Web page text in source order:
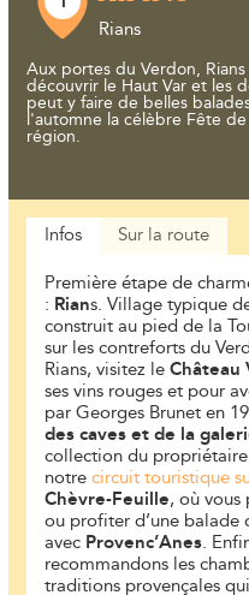
Rians
Aux portes du Verdon,
découvrir le Haut Var et les
peut y faire de belles
l'automne la célèbre Fête
région.
Infos
Sur la route
Première étape de
: Rians. Village typique
construit au pied de la
sur les contreforts du
Rians, visitez leChâteau
ses vins rouges et pour
par Georges Brunet en
des caves et de la
collection du
notrecircuit touristique
Chèvre-Feuille, où vous
ou profiter d’une balade
avec Provenc’Anes.
recommandons les
traditions provençales